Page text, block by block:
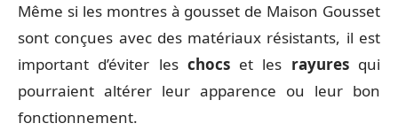
Même si les montres à gousset de Maison Gousset
sont conçues avec des matériaux résistants, il est
important d’éviter les chocset les rayuresqui
pourraient altérer leur apparence ou leur bon
fonctionnement.